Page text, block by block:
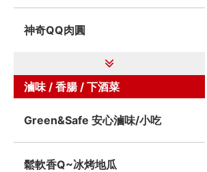
神奇QQ肉圓
滷味 / 香腸 / 下酒菜
Green&Safe 安心滷味/小吃
鬆軟香Q~冰烤地瓜